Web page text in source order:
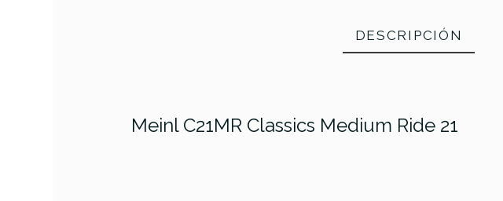
DESCRIPCIÓN
Meinl C21MR Classics Medium Ride 21